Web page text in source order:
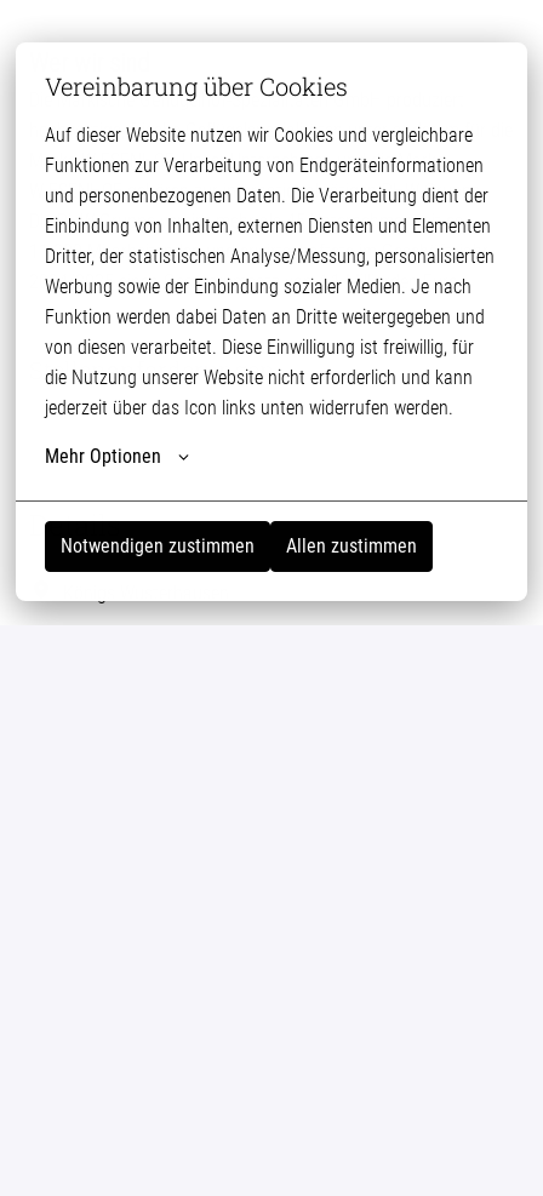
Vereinbarung über Cookies
Auf dieser Website nutzen wir Cookies und vergleichbare
Funktionen zur Verarbeitung von Endgeräteinformationen
und personenbezogenen Daten. Die Verarbeitung dient der
Einbindung von Inhalten, externen Diensten und Elementen
Dritter, der statistischen Analyse/Messung, personalisierten
Werbung sowie der Einbindung sozialer Medien. Je nach
Funktion werden dabei Daten an Dritte weitergegeben und
von diesen verarbeitet. Diese Einwilligung ist freiwillig, für
die Nutzung unserer Website nicht erforderlich und kann
jederzeit über das Icon links unten widerrufen werden.
Mehr Optionen
Notwendigen zustimmen Allen zustimmen
Die Märkische Geflügelhof-Spezialitäten GmbH produziert
hochwertige, frische Geflügelspezialitäten unter anderem für die
Marke WIESENHOF. Unser Unternehmen und die Marke
WIESENHOF gehören zur international tätigen PHW-Gruppe.
Die PHW-Gruppe vereint mehr als 45 Unternehmen mit ca.
11.300 Mitarbeitenden und erwirtschaftete im Geschäftsjahr
2024/2025 einen Gesamtumsatz von 4,1 Milliarden Euro.
Stellenanforderungen
Details